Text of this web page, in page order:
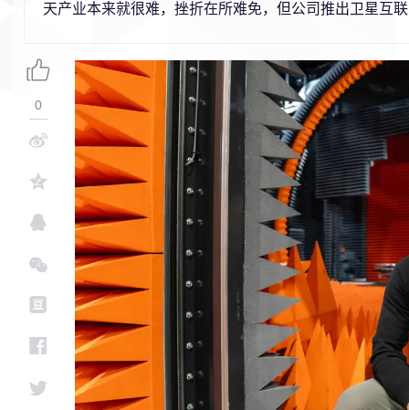
天产业本来就很难，挫折在所难免，但公司推出卫星互
0